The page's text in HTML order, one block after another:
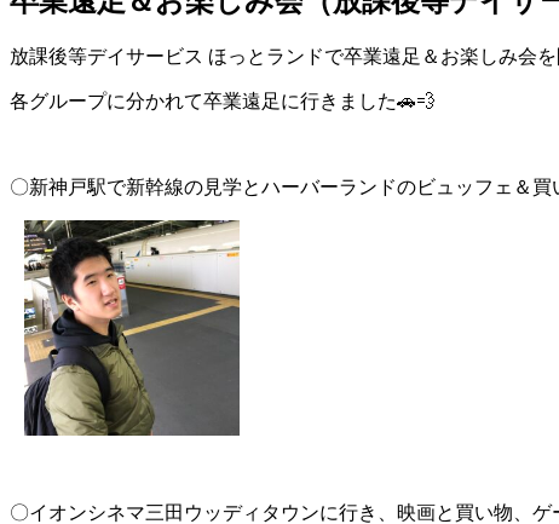
放課後等デイサービス ほっとランドで卒業遠足＆お楽しみ会
各グループに分かれて卒業遠足に行きました🚗💨
〇新神戸駅で新幹線の見学とハーバーランドのビュッフェ＆買
〇イオンシネマ三田ウッディタウンに行き、映画と買い物、